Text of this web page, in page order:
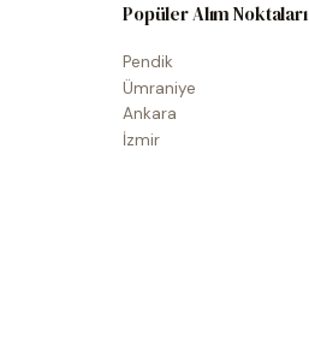
Popüler Alım Noktaları
Pendik
Ümraniye
Ankara
İzmir